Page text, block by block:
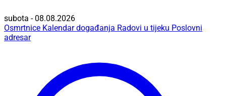
subota - 08.08.2026
Osmrtnice Kalendar događanja Radovi u tijeku Poslovni
adresar